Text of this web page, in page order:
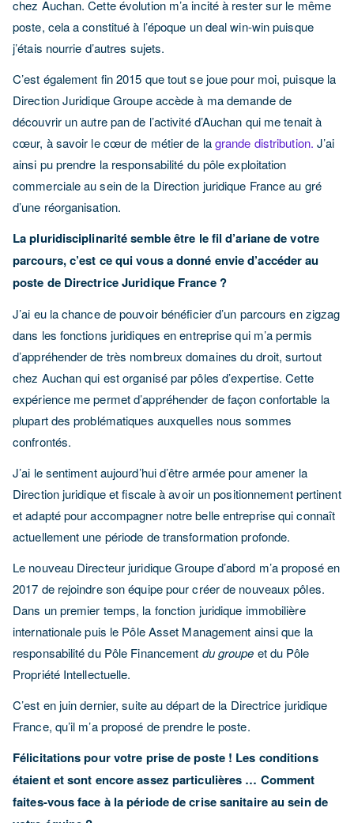
chez Auchan. Cette évolution m’a incité à rester sur le même
poste, cela a constitué à l’époque un deal win-win puisque
j’étais nourrie d’autres sujets.
C’est également fin 2015 que tout se joue pour moi, puisque la
Direction Juridique Groupe accède à ma demande de
découvrir un autre pan de l’activité d’Auchan qui me tenait à
cœur, à savoir le cœur de métier de lagrande distribution. J’ai
ainsi pu prendre la responsabilité du pôle exploitation
commerciale au sein de la Direction juridique France au gré
d’une réorganisation.
La pluridisciplinarité semble être le fil d’ariane de votre
parcours, c’est ce qui vous a donné envie d’accéder au
poste de Directrice Juridique France ?
J’ai eu la chance de pouvoir bénéficier d’un parcours en zigzag
dans les fonctions juridiques en entreprise qui m’a permis
d’appréhender de très nombreux domaines du droit, surtout
chez Auchan qui est organisé par pôles d’expertise. Cette
expérience me permet d’appréhender de façon confortable la
plupart des problématiques auxquelles nous sommes
confrontés.
J’ai le sentiment aujourd’hui d’être armée pour amener la
Direction juridique et fiscale à avoir un positionnement pertinent
et adapté pour accompagner notre belle entreprise qui connaît
actuellement une période de transformation profonde.
Le nouveau Directeur juridique Groupe d’abord m’a proposé en
2017 de rejoindre son équipe pour créer de nouveaux pôles.
Dans un premier temps, la fonction juridique immobilière
internationale puis le Pôle Asset Management ainsi que la
responsabilité du Pôle Financement du groupe et du Pôle
Propriété Intellectuelle.
C’est en juin dernier, suite au départ de la Directrice juridique
France, qu’il m’a proposé de prendre le poste.
Félicitations pour votre prise de poste ! Les conditions
étaient et sont encore assez particulières … Comment
faites-vous face à la période de crise sanitaire au sein de